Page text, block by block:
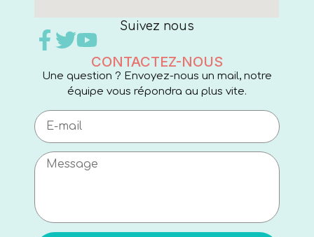
Suivez nous
CONTACTEZ-NOUS
Une question ? Envoyez-nous un mail, notre
équipe vous répondra au plus vite.